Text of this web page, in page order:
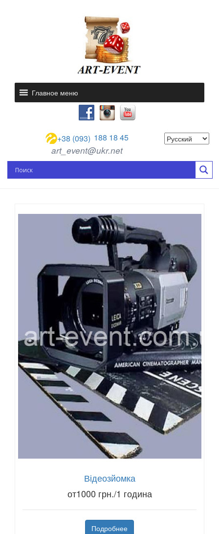
Главное меню
+38 (093) 188 18 45
art_event@ukr.net
Відеозйомка
от1000 грн./1 година
Подробнее